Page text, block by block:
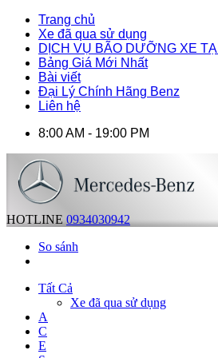
Trang chủ
Xe đã qua sử dụng
DỊCH VỤ BÃO DƯỠNG XE
Bảng Giá Mới Nhất
Bài viết
Đại Lý Chính Hãng Benz
Liên hệ
8:00 AM - 19:00 PM
HOTLINE 0934030942
So sánh
Tất Cả
Xe đã qua sử dụng
A
C
E